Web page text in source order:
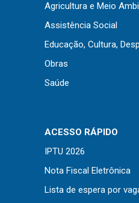
Agricultura e Meio
Assistência Social
Educação, Cultura,
Obras
Saúde
ACESSO RÁPIDO
IPTU 2026
Nota Fiscal Eletrônica
Lista de espera por